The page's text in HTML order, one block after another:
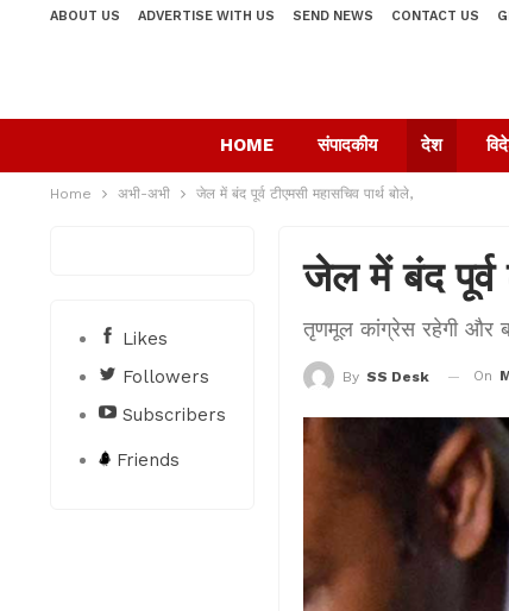
ABOUT US ADVERTISE WITH US SEND NEWS CONTACT US
HOME संपादकीय देश
Home अभी-अभी जेल में बंद पूर्व टीएमसी महासचिव पार्थ बोले,
जेल में बंद पूर्व
तृणमूल कांग्रेस रहेगी और
By SS Desk On
Likes
Followers
Subscribers
Friends